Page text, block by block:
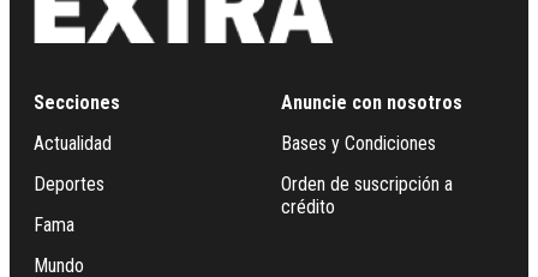
Secciones
Actualidad
Deportes
Fama
Mundo
Anuncie con nosotros
Bases y Condiciones
Orden de suscripción a
crédito